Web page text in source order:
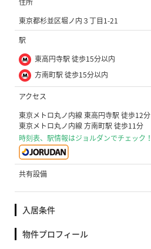
東京都杉並区堀ノ内３丁目1-21
駅
東高円寺駅 徒歩15分以内
方南町駅 徒歩15分以内
アクセス
東京メトロ丸ノ内線 東高円寺駅 徒歩12分
東京メトロ丸ノ内線 方南町駅 徒歩11分
時刻表、駅情報はジョルダンでチェック！
共有設備
入居条件
物件プロフィール